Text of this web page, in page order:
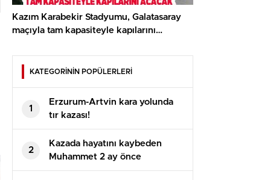
Kazım Karabekir Stadyumu, Galatasaray
maçıyla tam kapasiteyle kapılarını
KATEGORİNİN POPÜLERLERİ
1
Erzurum-Artvin kara yolunda
tır kazası!
2
Kazada hayatını kaybeden
Muhammet 2 ay önce
evlenmişti!